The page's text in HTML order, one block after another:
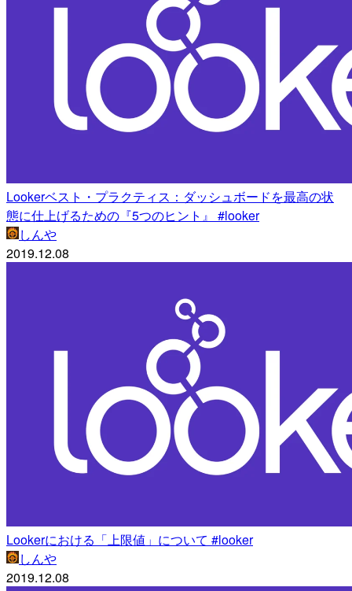
Lookerベスト・プラクティス：ダッシュボードを最高の状
態に仕上げるための『5つのヒント』 #looker
しんや
2019.12.08
Lookerにおける「上限値」について #looker
しんや
2019.12.08